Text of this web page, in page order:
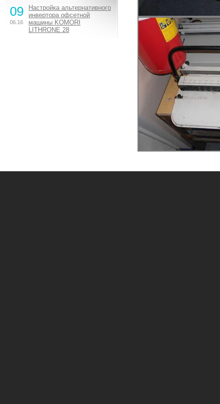
09
06.16
Настройка альтернативного
инвертора офсетной
машины KOMORI
LITHRONE 28